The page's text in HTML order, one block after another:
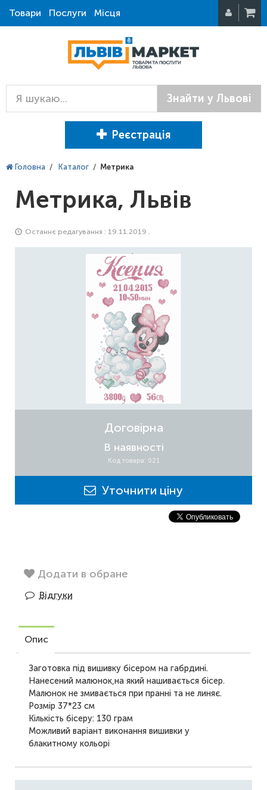
Товари Послуги Місця
Знайти у Львові
Реєстрація
Головна / Каталог / Метрика
Метрика, Львів
Останнє редагування : 19.11.2019 .
Договірна
В наявності
Код товара: 021
Уточнити ціну
Додати в обране
Відгуки
Опис
Заготовка під вишивку бісером на габрдині.
Нанесений малюнок,на який нашивається бісер.
Малюнок не змивається при пранні та не линяє.
Розмір 37*23 см
Кількість бісеру: 130 грам
Можливий варіант виконання вишивки у
блакитному кольорі